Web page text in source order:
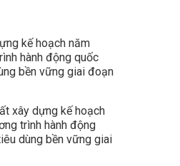
kế hoạch năm
hành động quốc
bền vững giai đoạn
xây dựng kế hoạch
trình hành động
dùng bền vững giai